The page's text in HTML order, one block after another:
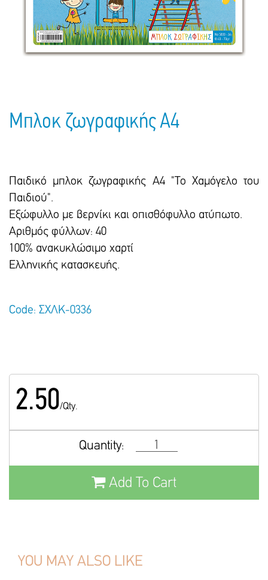
Πακέτα Δώρων
Σακούλες
Τσάντες - Ποδιές - Ομπρέλες
Βιβλία
Παιδικό Πάρτι
Ημερολόγια - Ατζέντες
Γραφική Ύλη
Μπλοκ ζωγραφικής Α4
Παιδικό μπλοκ ζωγραφικής Α4 "Το Χαμόγελο του
Παιδιού".
Εξώφυλλο με βερνίκι και οπισθόφυλλο ατύπωτο.
Αριθμός φύλλων: 40
100% ανακυκλώσιμο χαρτί
Ελληνικής κατασκευής.
Code: ΣΧΛΚ-0336
2.50/Qty.
Quantity:
Add To Cart
YOU MAY ALSO LIKE